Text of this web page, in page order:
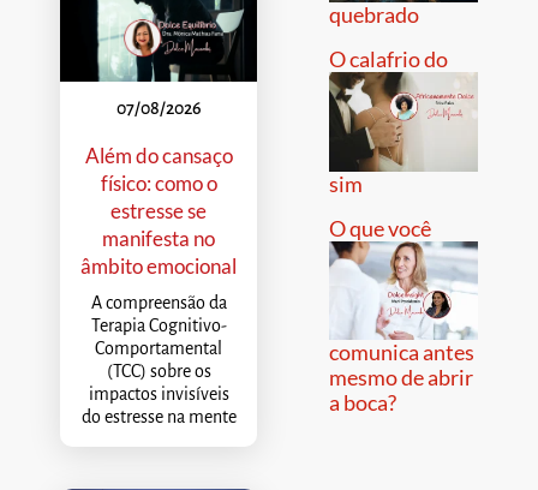
07/08/2026
Além do cansaço
físico: como o
estresse se
manifesta no
âmbito emocional
A compreensão da
Terapia Cognitivo-
Comportamental
(TCC) sobre os
impactos invisíveis
do estresse na mente
quebrado
O calafrio do
sim
O que você
comunica antes
mesmo de abrir
a boca?